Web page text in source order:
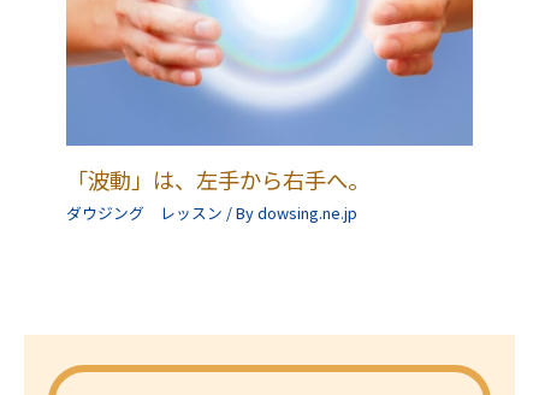
「波動」は、左手から右手へ。
ダウジング レッスン / Bydowsing.ne.jp